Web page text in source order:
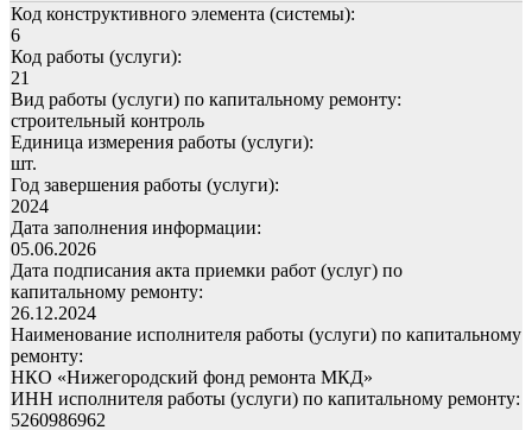
Код конструктивного элемента (системы):
6
Код работы (услуги):
21
Вид работы (услуги) по капитальному ремонту:
строительный контроль
Единица измерения работы (услуги):
шт.
Год завершения работы (услуги):
2024
Дата заполнения информации:
05.06.2026
Дата подписания акта приемки работ (услуг) по
капитальному ремонту:
26.12.2024
Наименование исполнителя работы (услуги) по капитальному
ремонту:
НКО «Нижегородский фонд ремонта МКД»
ИНН исполнителя работы (услуги) по капитальному ремонту:
5260986962